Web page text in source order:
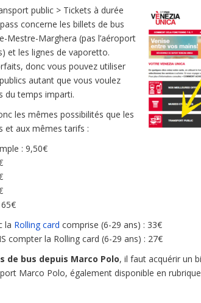
public > Tickets à durée
concerne les billets de bus
Mestre-Marghera (pas l’aéroport
et les lignes de vaporetto.
donc vous pouvez utiliser
autant que vous voulez
du temps imparti.
les mêmes possibilités que les
et aux mêmes tarifs :
: 9,50€
la Rolling card comprise (6-29 ans) : 33€
compter la Rolling card (6-29 ans) : 27€
de bus depuis Marco Polo, il faut acquérir un
Marco Polo, également disponible en